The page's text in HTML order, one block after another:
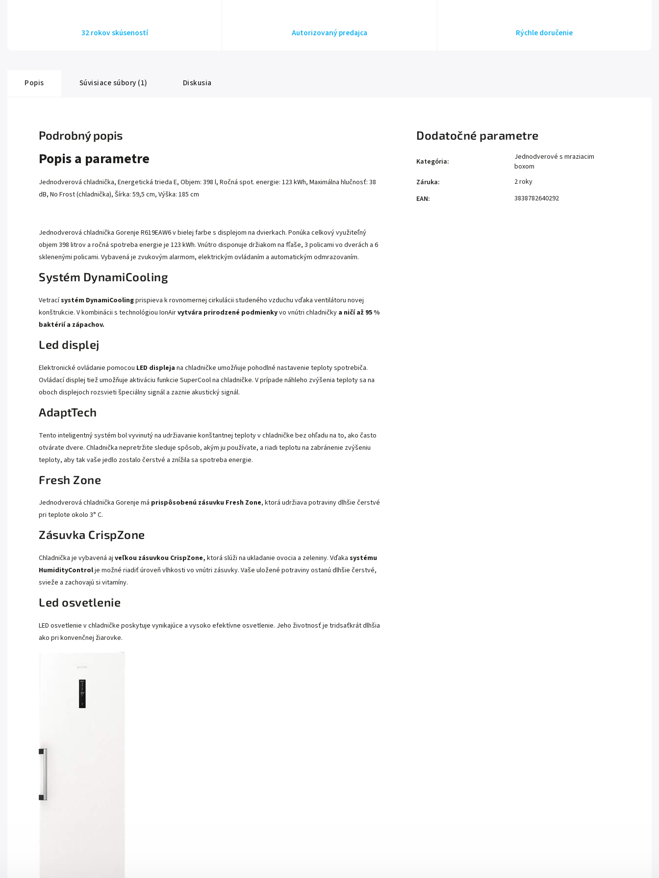
32 rokov skúseností Autorizovaný predajca Rýchle doručenie
Popis Súvisiace súbory (1) Diskusia
Podrobný popis
Popis a parametre
Jednodverová chladnička, Energetická trieda E, Objem: 398 l, Ročná spot. energie: 123 kWh, Maximálna hlučnosť: 38
dB, No Frost (chladnička), Šírka: 59,5 cm, Výška: 185 cm
Jednodverová chladnička Gorenje R619EAW6 v bielej farbe s displejom na dvierkach. Ponúka celkový využiteľný
objem 398 litrov a ročná spotreba energie je 123 kWh. Vnútro disponuje držiakom na fľaše, 3 policami vo dverách a 6
sklenenými policami. Vybavená je zvukovým alarmom, elektrickým ovládaním a automatickým odmrazovaním.
Systém DynamiCooling
Vetracísystém DynamiCoolingprispieva k rovnomernej cirkulácii studeného vzduchu vďaka ventilátoru novej
konštrukcie. V kombinácii s technológiou IonAirvytvára prirodzené podmienkyvo vnútri chladničky a ničí až 95 %
baktérií a zápachov.
Led displej
Elektronické ovládanie pomocou LED displeja na chladničke umožňuje pohodlné nastavenie teploty spotrebiča.
Ovládací displej tiež umožňuje aktiváciu funkcie SuperCool na chladničke. V prípade náhleho zvýšenia teploty sa na
oboch displejoch rozsvieti špeciálny signál a zaznie akustický signál.
AdaptTech
Tento inteligentný systém bol vyvinutý na udržiavanie konštantnej teploty v chladničke bez ohľadu na to, ako často
otvárate dvere. Chladnička nepretržite sleduje spôsob, akým ju používate, a riadi teplotu na zabránenie zvýšeniu
teploty, aby tak vaše jedlo zostalo čerstvé a znížila sa spotreba energie.
Fresh Zone
Jednodverová chladnička Gorenje má prispôsobenú zásuvku Fresh Zone, ktorá udržiava potraviny dlhšie čerstvé
pri teplote okolo 3° C.
Zásuvka CrispZone
Chladnička je vybavená aj veľkou zásuvkou CrispZone, ktorá slúži na ukladanie ovocia a zeleniny. Vďaka systému
HumidityControlje možné riadiť úroveň vlhkosti vo vnútri zásuvky. Vaše uložené potraviny ostanú dlhšie čerstvé,
svieže a zachovajú si vitamíny.
Led osvetlenie
LED osvetlenie v chladničke poskytuje vynikajúce a vysoko efektívne osvetlenie. Jeho životnosť je tridsaťkrát dlhšia
ako pri konvenčnej žiarovke.
Dodatočné parametre
Kategória:
Jednodverové s mraziacim
boxom
Záruka:
2 roky
EAN: 3838782640292